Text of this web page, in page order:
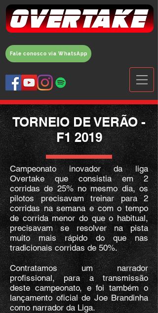
Fale conosco via WhatsApp
TORNEIO DE VERÃO -
F1 2019
Campeonato inovador da liga
Overtake que consistia em 2
corridas de 25% no mesmo dia, os
pilotos precisavam treinar para 2
corridas na semana e com o tempo
de corrida menor do que o habitual,
precisavam se resolver na pista
muito mais rápido do que nas
tradicionais corridas de 50%.
Contratamos um narrador
profissional, para a transmissão
deste campeonato, e foi também o
lançamento oficial de Joe Brandinha
como narrador da Liga.